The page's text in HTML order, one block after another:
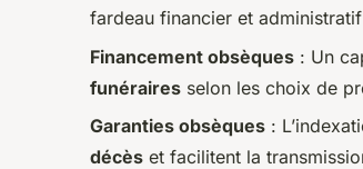
fardeau financier et
Financement obsèques : Un
funéraires selon les choix de
Garanties obsèques :
décès et facilitent la